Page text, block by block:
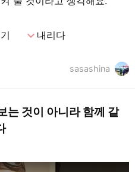
expand_more내리다
sasashina
는 것이 아니라 함께 같